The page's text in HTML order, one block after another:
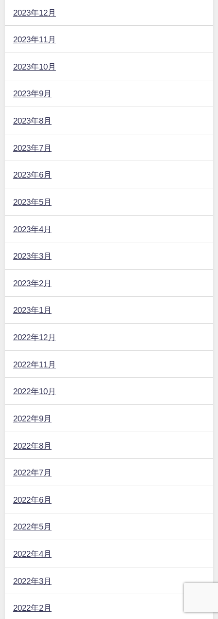
2023年12月
2023年11月
2023年10月
2023年9月
2023年8月
2023年7月
2023年6月
2023年5月
2023年4月
2023年3月
2023年2月
2023年1月
2022年12月
2022年11月
2022年10月
2022年9月
2022年8月
2022年7月
2022年6月
2022年5月
2022年4月
2022年3月
2022年2月